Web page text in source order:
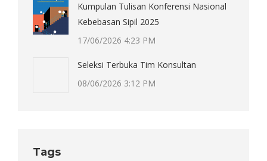
Kumpulan Tulisan Konferensi Nasional
Kebebasan Sipil 2025
17/06/2026 4:23 PM
Seleksi Terbuka Tim Konsultan
08/06/2026 3:12 PM
Tags